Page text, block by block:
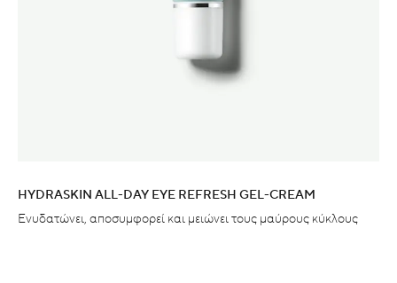
HYDRASKIN ALL-DAY EYE REFRESH GEL-CREAM
Ενυδατώνει, αποσυμφορεί και μειώνει τους μαύρους κύκλους